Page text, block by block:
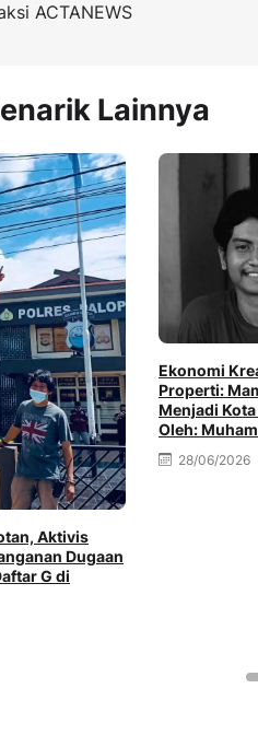
ACTANEWS
Lainnya
Aktivis
Dugaan
G di
Ekonomi
Properti:
Menjadi
Oleh:
28/06/2026